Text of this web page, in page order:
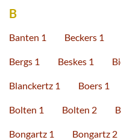
B
Banten 1 Beckers 1
Bergs 1 Beskes 1
Blanckertz 1 Boers 1
Bolten 1 Bolten 2
Bongartz 1 Bongartz 2